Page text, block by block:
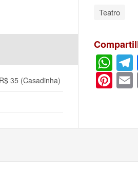
35 (Casadinha)
Teatro